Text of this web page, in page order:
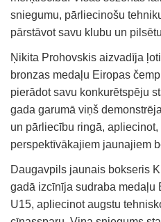
sniegumu, pārliecinošu
pārstāvot savu klubu un
Ņikita Prohovskis aizvadīja
bronzas medaļu Eiropas
pierādot savu konkurētspēju
gada garumā viņš
un pārliecību ringā,
perspektīvākajiem jaunajiem
Daugavpils jaunais bokseris
gadā izcīnīja sudraba medaļu
U15, apliecinot augstu